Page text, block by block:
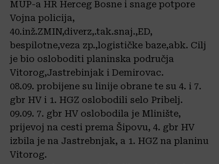
MUP-a HR Herceg Bosne i snage potpore
Vojna policija,
40.inž.ZMIN,diverz,.tak.snaj.,ED,
bespilotne,veza zp.,logističke baze,abk. Cilj
je bio osloboditi planinska područja
Vitorog,Jastrebinjak i Demirovac.
08.09. probijene su linije obrane te su 4. i 7.
gbr HV i 1. HGZ oslobodili selo Pribelj.
09.09. 7. gbr HV oslobodila je Mlinište,
prijevoj na cesti prema Šipovu, 4. gbr HV
izbila je na Jastrebnjak, a 1. HGZ na planinu
Vitorog.